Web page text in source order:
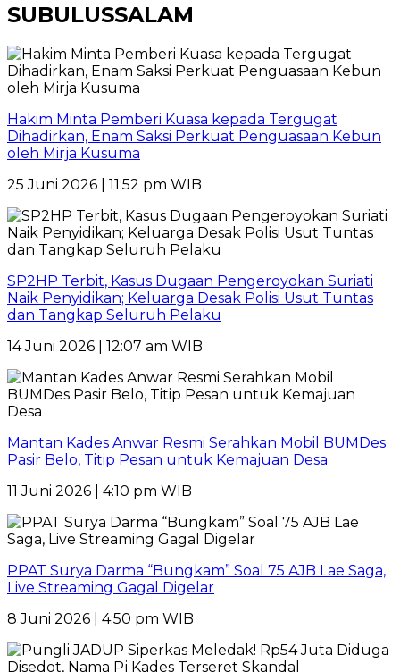
SUBULUSSALAM
Hakim Minta Pemberi Kuasa kepada Tergugat
Dihadirkan, Enam Saksi Perkuat Penguasaan Kebun
oleh Mirja Kusuma
25 Juni 2026 | 11:52 pm WIB
SP2HP Terbit, Kasus Dugaan Pengeroyokan Suriati
Naik Penyidikan; Keluarga Desak Polisi Usut Tuntas
dan Tangkap Seluruh Pelaku
14 Juni 2026 | 12:07 am WIB
Mantan Kades Anwar Resmi Serahkan Mobil BUMDes
Pasir Belo, Titip Pesan untuk Kemajuan Desa
11 Juni 2026 | 4:10 pm WIB
PPAT Surya Darma “Bungkam” Soal 75 AJB Lae Saga,
Live Streaming Gagal Digelar
8 Juni 2026 | 4:50 pm WIB